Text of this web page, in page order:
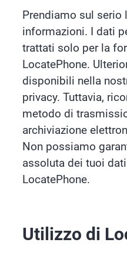
Prendiamo sul serio
informazioni. I dati
trattati solo per la
LocatePhone.
disponibili nella
privacy. Tuttavia,
metodo di
archiviazione
Non possiamo
assoluta dei tuoi
LocatePhone.
Utilizzo di